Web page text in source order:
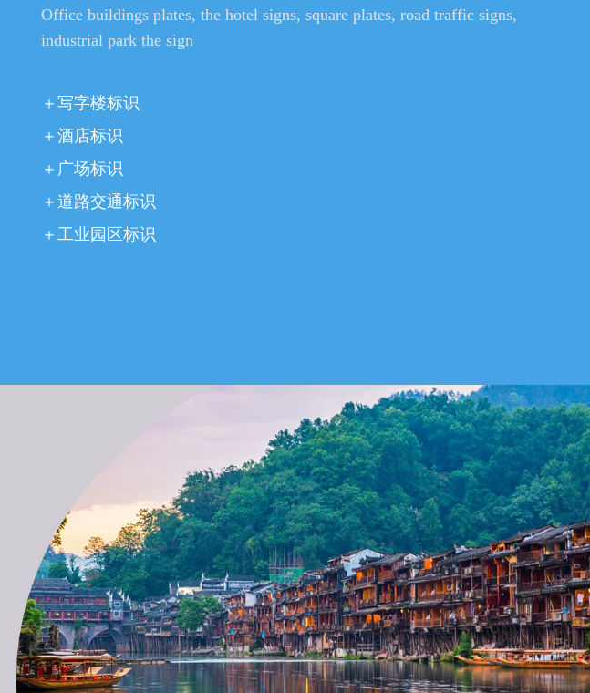
Office buildings plates, the hotel signs, square plates, road traffic signs,
industrial park the sign
＋写字楼标识
＋酒店标识
＋广场标识
＋道路交通标识
＋工业园区标识